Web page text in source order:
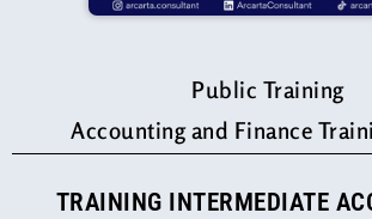
Public Training
Accounting and Finance
TRAINING INTERMEDIATE